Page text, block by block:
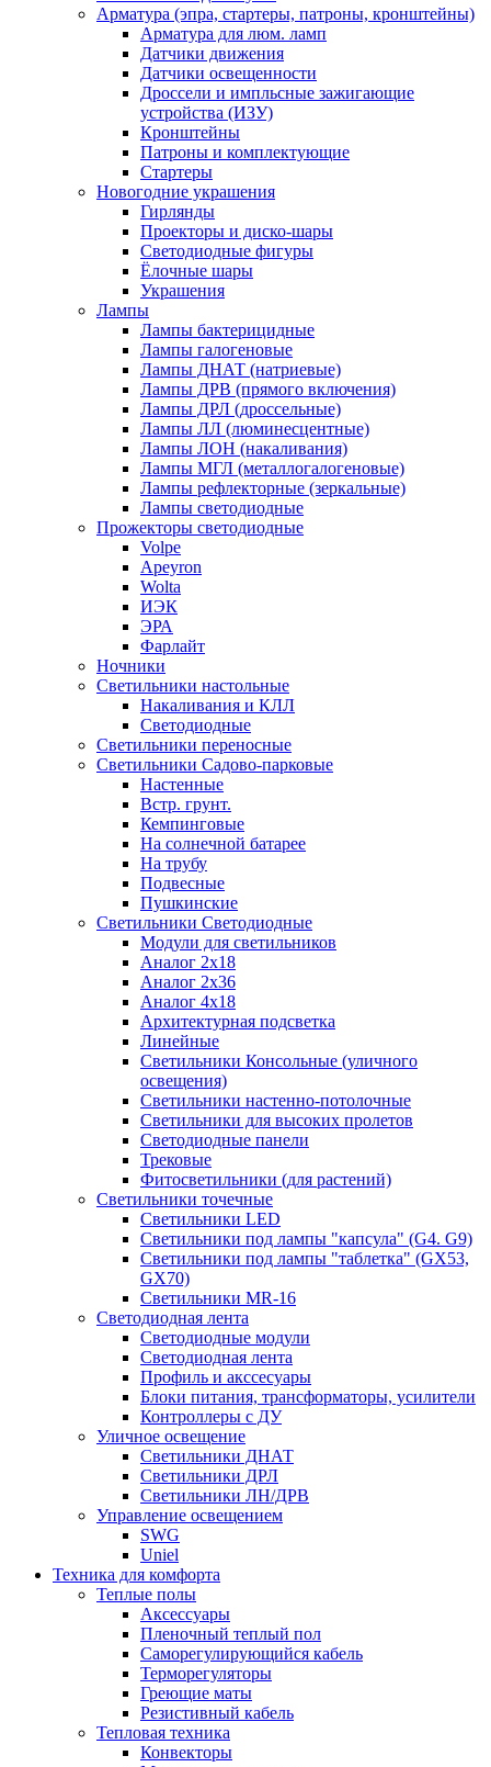
Арматура (эпра, стартеры, патроны, кронштейны)
Арматура для люм. ламп
Датчики движения
Датчики освещенности
Дроссели и импльсные зажигающие
устройства (ИЗУ)
Кронштейны
Патроны и комплектующие
Стартеры
Новогодние украшения
Гирлянды
Проекторы и диско-шары
Светодиодные фигуры
Ёлочные шары
Украшения
Лампы
Лампы бактерицидные
Лампы галогеновые
Лампы ДНАТ (натриевые)
Лампы ДРВ (прямого включения)
Лампы ДРЛ (дроссельные)
Лампы ЛЛ (люминесцентные)
Лампы ЛОН (накаливания)
Лампы МГЛ (металлогалогеновые)
Лампы рефлекторные (зеркальные)
Лампы светодиодные
Прожекторы светодиодные
Volpe
Apeyron
Wolta
ИЭК
ЭРА
Фарлайт
Ночники
Светильники настольные
Накаливания и КЛЛ
Светодиодные
Светильники переносные
Светильники Садово-парковые
Настенные
Встр. грунт.
Кемпинговые
На солнечной батарее
На трубу
Подвесные
Пушкинские
Светильники Светодиодные
Модули для светильников
Аналог 2х18
Аналог 2х36
Аналог 4х18
Архитектурная подсветка
Линейные
Светильники Консольные (уличного
освещения)
Светильники настенно-потолочные
Светильники для высоких пролетов
Светодиодные панели
Трековые
Фитосветильники (для растений)
Светильники точечные
Светильники LED
Светильники под лампы "капсула" (G4. G9)
Светильники под лампы "таблетка" (GX53,
GX70)
Светильники MR-16
Светодиодная лента
Светодиодные модули
Светодиодная лента
Профиль и акссесуары
Блоки питания, трансформаторы, усилители
Контроллеры с ДУ
Уличное освещение
Светильники ДНАТ
Светильники ДРЛ
Светильники ЛН/ДРВ
Управление освещением
SWG
Uniel
Техника для комфорта
Теплые полы
Аксессуары
Пленочный теплый пол
Саморегулирующийся кабель
Терморегуляторы
Греющие маты
Резистивный кабель
Тепловая техника
Конвекторы